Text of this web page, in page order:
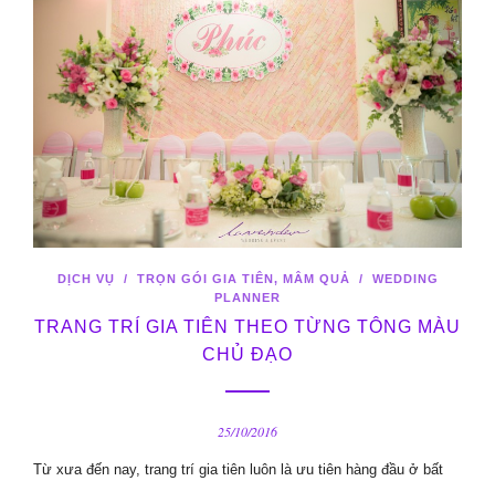
DỊCH VỤ / TRỌN GÓI GIA TIÊN, MÂM QUẢ / WEDDING
PLANNER
TRANG TRÍ GIA TIÊN THEO TỪNG TÔNG MÀU
CHỦ ĐẠO
25/10/2016
Từ xưa đến nay, trang trí gia tiên luôn là ưu tiên hàng đầu ở bất